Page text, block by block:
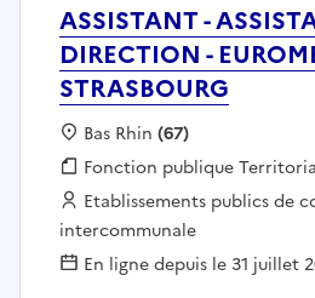
ASSISTANT -
DIRECTION -
STRASBOURG
Localisation :
Bas Rhin (67)
Fonction publique :
Fonction publique
Employeur :
Etablissements publics de
intercommunale
En ligne depuis le 31 juillet